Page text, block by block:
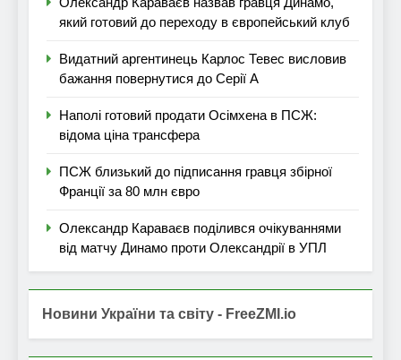
який готовий до переходу в європейський клуб
Видатний аргентинець Карлос Тевес висловив
бажання повернутися до Серії А
Наполі готовий продати Осімхена в ПСЖ:
відома ціна трансфера
ПСЖ близький до підписання гравця збірної
Франції за 80 млн євро
Олександр Караваєв поділився очікуваннями
від матчу Динамо проти Олександрії в УПЛ
Новини України та світу - FreeZMI.io